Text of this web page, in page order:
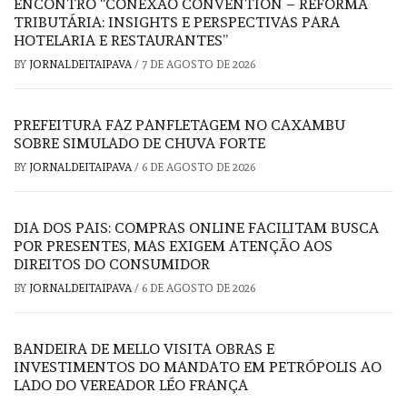
ENCONTRO “CONEXÃO CONVENTION – REFORMA
TRIBUTÁRIA: INSIGHTS E PERSPECTIVAS PARA
HOTELARIA E RESTAURANTES”
BY JORNALDEITAIPAVA/ 7 DE AGOSTO DE 2026
PREFEITURA FAZ PANFLETAGEM NO CAXAMBU
SOBRE SIMULADO DE CHUVA FORTE
BY JORNALDEITAIPAVA/ 6 DE AGOSTO DE 2026
DIA DOS PAIS: COMPRAS ONLINE FACILITAM BUSCA
POR PRESENTES, MAS EXIGEM ATENÇÃO AOS
DIREITOS DO CONSUMIDOR
BY JORNALDEITAIPAVA/ 6 DE AGOSTO DE 2026
BANDEIRA DE MELLO VISITA OBRAS E
INVESTIMENTOS DO MANDATO EM PETRÓPOLIS AO
LADO DO VEREADOR LÉO FRANÇA